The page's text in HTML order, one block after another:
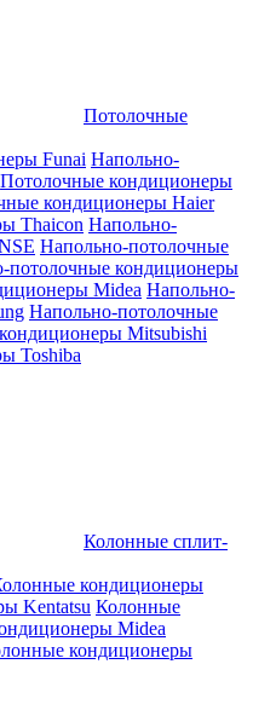
Потолочные
Funai Напольно-
Потолочные кондиционеры
кондиционеры Haier
Thaicon Напольно-
Напольно-потолочные
потолочные кондиционеры
Midea Напольно-
Напольно-потолочные
Mitsubishi
Toshiba
Колонные сплит-
кондиционеры
Kentatsu Колонные
Midea
кондиционеры